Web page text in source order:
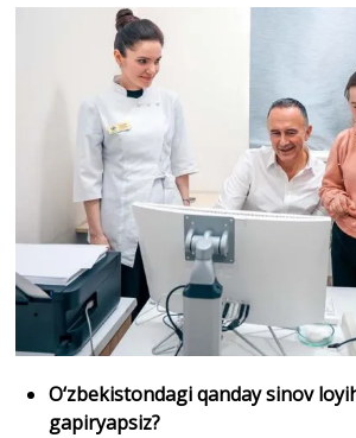
O‘zbekistondagi qanday sinov
gapiryapsiz?